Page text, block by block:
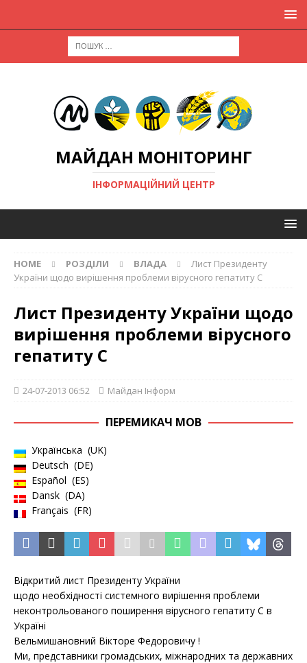
МАЙДАН МОНІТОРИНГ
ІНФОРМАЦІЙНИЙ ЦЕНТР
HOME РОЗДІЛИ ВЛАДА
Лист Президенту
України щодо вирішення проблеми вірусного гепатиту С
Лист Президенту України щодо
вирішення проблеми вірусного
гепатиту С
24-07-2013 06:52 Майдан Інформ
ПЕРЕМИКАЧ МОВ
Українська
UK
Deutsch
DE
Español
ES
Dansk
DA
Français
FR
Відкритий лист Президенту України
щодо необхідності системного вирішення проблеми
неконтрольованого поширення вірусного гепатиту С в
Україні
Вельмишановний Вікторе Федоровичу !
Ми, представники громадських, міжнародних та державних